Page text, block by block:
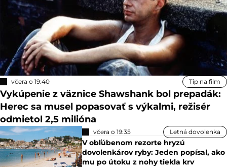
včera o 19:40 Tip na film
Vykúpenie z väznice Shawshank bol prepadák:
Herec sa musel popasovať s výkalmi, režisér
odmietol 2,5 milióna
včera o 19:35 Letná dovolenka
V obľúbenom rezorte hryzú
dovolenkárov ryby: Jeden popísal, ako
mu po útoku z nohy tiekla krv